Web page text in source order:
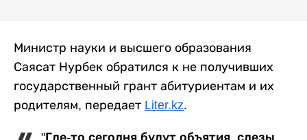
Министр науки и высшего образования
Саясат Нурбек обратился к не получивших
государственный грант абитуриентам и их
родителям, передает Liter.kz.
"Где-то сегодня будут объятия, слезы